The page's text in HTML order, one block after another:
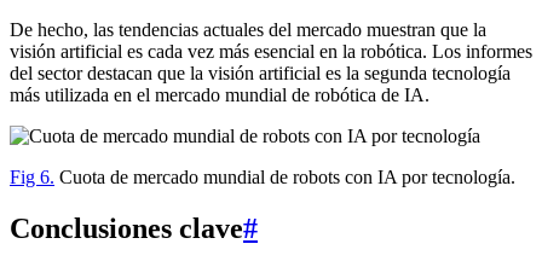
De hecho, las tendencias actuales del mercado muestran que la
visión artificial es cada vez más esencial en la robótica. Los informes
del sector destacan que la visión artificial es la segunda tecnología
más utilizada en el mercado mundial de robótica de IA.
Fig 6. Cuota de mercado mundial de robots con IA por tecnología.
Conclusiones clave#